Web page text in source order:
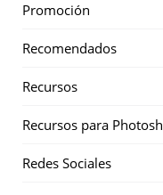
Promoción
Recomendados
Recursos
Recursos para
Redes Sociales